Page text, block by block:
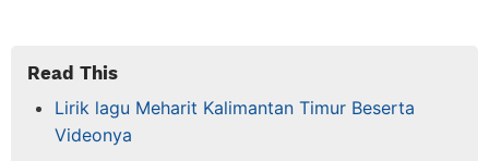
Read This
Lirik lagu Meharit Kalimantan Timur Beserta
Videonya